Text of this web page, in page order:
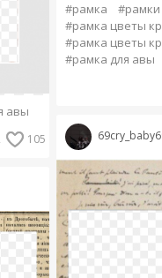
авы
105
#рамка
#рамка цветы
#рамка цветы
#рамка для авы